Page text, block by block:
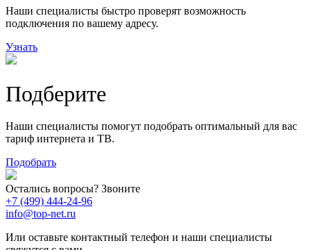
Наши специалисты быстро проверят возможность
подключения по вашему адресу.
Узнать
Подберите
Наши специалисты помогут подобрать оптимальный для вас
тариф интернета и ТВ.
Подобрать
Остались вопросы? Звоните
+7 (499) 444-24-96
info@top-net.ru
Или оставьте контактный телефон и наши специалисты